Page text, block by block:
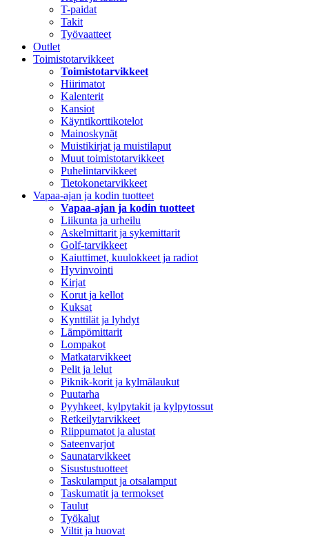
T-paidat
Takit
Työvaatteet
Outlet
Toimistotarvikkeet
Toimistotarvikkeet
Hiirimatot
Kalenterit
Kansiot
Käyntikorttikotelot
Mainoskynät
Muistikirjat ja muistilaput
Muut toimistotarvikkeet
Puhelintarvikkeet
Tietokonetarvikkeet
Vapaa-ajan ja kodin tuotteet
Vapaa-ajan ja kodin tuotteet
Liikunta ja urheilu
Askelmittarit ja sykemittarit
Golf-tarvikkeet
Kaiuttimet, kuulokkeet ja radiot
Hyvinvointi
Kirjat
Korut ja kellot
Kuksat
Kynttilät ja lyhdyt
Lämpömittarit
Lompakot
Matkatarvikkeet
Pelit ja lelut
Piknik-korit ja kylmälaukut
Puutarha
Pyyhkeet, kylpytakit ja kylpytossut
Retkeilytarvikkeet
Riippumatot ja alustat
Sateenvarjot
Saunatarvikkeet
Sisustustuotteet
Taskulamput ja otsalamput
Taskumatit ja termokset
Taulut
Työkalut
Viltit ja huovat